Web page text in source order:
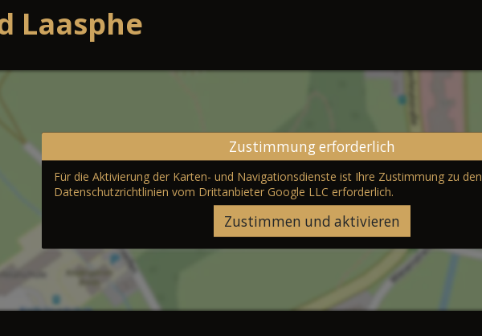
Laasphe
Zustimmung erforderlich
Für die Aktivierung der Karten- und Navigationsdienste ist Ihre Zustimmung zu den
Datenschutzrichtlinien vom Drittanbieter Google LLC erforderlich.
Zustimmen und aktivieren